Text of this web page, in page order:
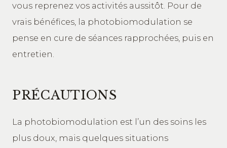
vous reprenez vos activités aussitôt. Pour de
vrais bénéfices, la photobiomodulation se
pense en cure de séances rapprochées, puis en
entretien.
PRÉCAUTIONS
La photobiomodulation est l’un des soins les
plus doux, mais quelques situations